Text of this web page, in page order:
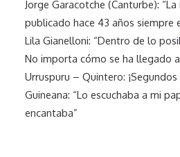
Jorge Garacotche (Canturbe):
publicado hace 43 años siempre
Lila Gianelloni: “Dentro de lo
No importa cómo se ha llegado
Urruspuru – Quintero:
Guineana: “Lo escuchaba a mi
encantaba”